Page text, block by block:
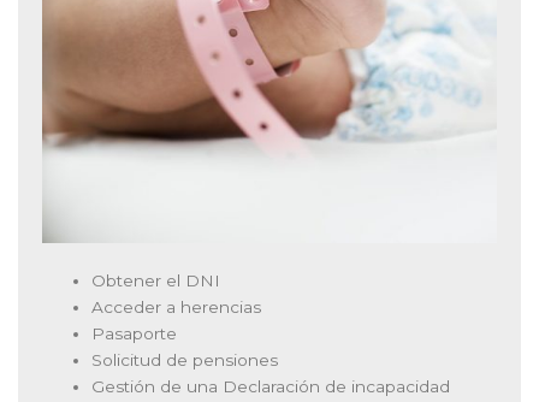
Obtener el DNI
Acceder a herencias
Pasaporte
Solicitud de pensiones
Gestión de una Declaración de incapacidad